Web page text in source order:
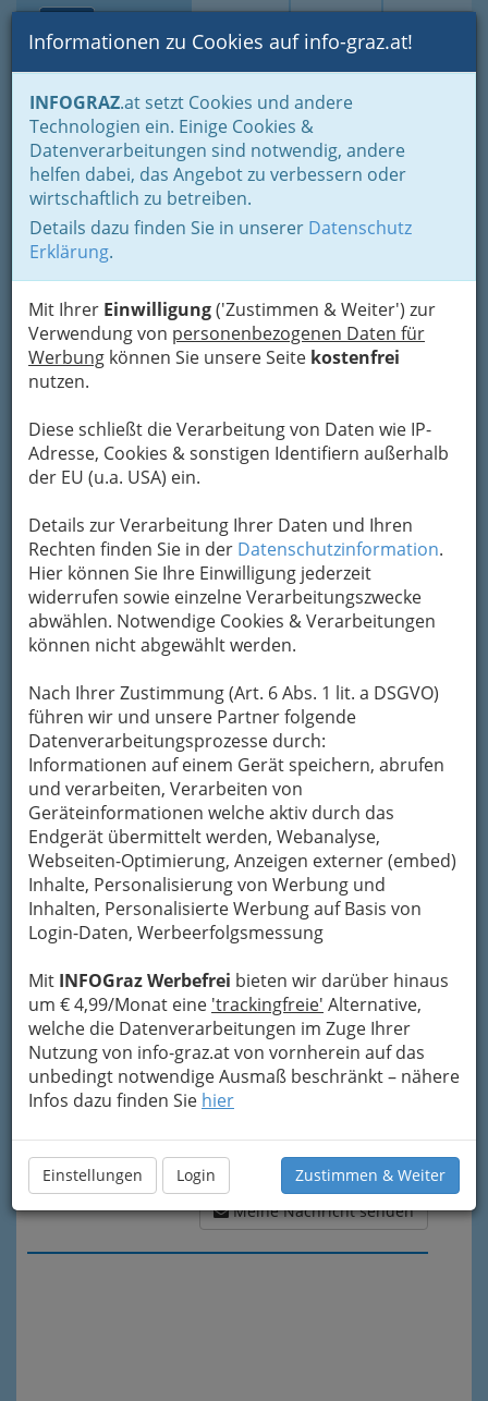
Suche Login Toggle
Informationen zu Cookies auf info-graz.at!
INFOGRAZ.at setzt Cookies und andere
Technologien ein. Einige Cookies &
Datenverarbeitungen sind notwendig, andere
helfen dabei, das Angebot zu verbessern oder
wirtschaftlich zu betreiben.
Details dazu finden Sie in unserer Datenschutz
Erklärung.
Mit Ihrer Einwilligung('Zustimmen & Weiter') zur
Verwendung von personenbezogenen Daten für
Werbung können Sie unsere Seite kostenfrei
nutzen.
Diese schließt die Verarbeitung von Daten wie IP-
Adresse, Cookies & sonstigen Identifiern außerhalb
der EU (u.a. USA) ein.
Details zur Verarbeitung Ihrer Daten und Ihren
Rechten finden Sie in der Datenschutzinformation.
Hier können Sie Ihre Einwilligung jederzeit
widerrufen sowie einzelne Verarbeitungszwecke
abwählen. Notwendige Cookies & Verarbeitungen
können nicht abgewählt werden.
Nach Ihrer Zustimmung (Art. 6 Abs. 1 lit. a DSGVO)
führen wir und unsere Partner folgende
Datenverarbeitungsprozesse durch:
Informationen auf einem Gerät speichern, abrufen
und verarbeiten, Verarbeiten von
Geräteinformationen welche aktiv durch das
Endgerät übermittelt werden, Webanalyse,
Webseiten-Optimierung, Anzeigen externer (embed)
Inhalte, Personalisierung von Werbung und
Inhalten, Personalisierte Werbung auf Basis von
Login-Daten, Werbeerfolgsmessung
Mit INFOGraz Werbefrei bieten wir darüber hinaus
um € 4,99/Monat eine 'trackingfreie' Alternative,
welche die Datenverarbeitungen im Zuge Ihrer
Nutzung von info-graz.at von vornherein auf das
unbedingt notwendige Ausmaß beschränkt – nähere
Infos dazu finden Sie hier
Einstellungen Login Zustimmen & Weiter
Home
Gastronomie
Gastronomie: Toprestaurants & Gasthäuser
Gourmet - Hauben und Sterne
Falstaff Restaurantguide - Graz
Wohlmuth-Lückl Restaurant
Steinriegel 77, 8442 Kitzeck
+43 660 891 19 11
Falstaff: 4 Sterne
Karte
Karte anzeigen
Kontaktaufnahme
Um die Info-Graz Firmenvor Spam-Mails zu
bewahren, verwenden wir an dieser Stelle zur
Übermittlung Ihrer Nachricht ein sicheres
Formular. Ihre Nachricht wird nach dem
Absenden umgehend per Mail an das
Unternehmen Wohlmuth-Lückl Restaurant
Mein Name
Meine Email Adresse
Mein Betreff
Meine Nachricht senden